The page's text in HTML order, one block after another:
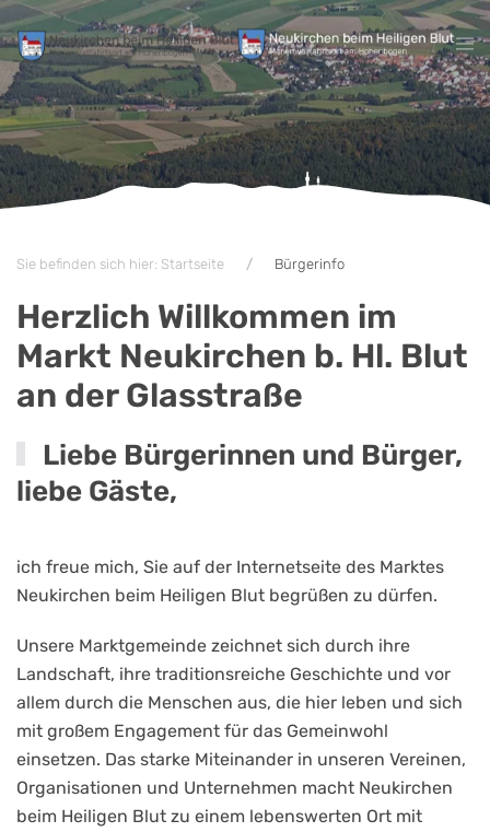
Zum Hauptinhalt springen
Sie befinden sich hier: Startseite Bürgerinfo
Herzlich Willkommen im
Markt Neukirchen b. Hl. Blut
an der Glasstraße
Liebe Bürgerinnen und Bürger,
liebe Gäste,
ich freue mich, Sie auf der Internetseite des Marktes
Neukirchen beim Heiligen Blut begrüßen zu dürfen.
Unsere Marktgemeinde zeichnet sich durch ihre
Landschaft, ihre traditionsreiche Geschichte und vor
allem durch die Menschen aus, die hier leben und sich
mit großem Engagement für das Gemeinwohl
einsetzen. Das starke Miteinander in unseren Vereinen,
Organisationen und Unternehmen macht Neukirchen
beim Heiligen Blut zu einem lebenswerten Ort mit